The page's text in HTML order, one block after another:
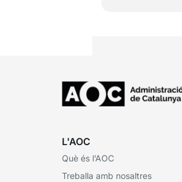
L'AOC
Què és l’AOC
Treballa amb nosaltres